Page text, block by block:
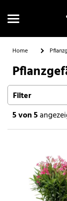
Home
Filter
5von 5